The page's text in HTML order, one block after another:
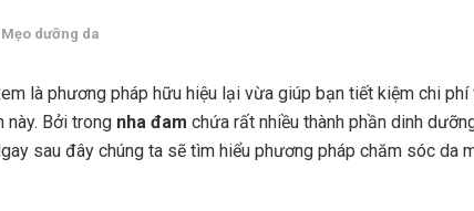
Mẹo dưỡng da
là phương pháp hữu hiệu lại vừa giúp bạn tiết kiệm chi phí
này. Bởi trong nha đam chứa rất nhiều thành phần dinh
sau đây chúng ta sẽ tìm hiểu phương pháp chăm sóc da